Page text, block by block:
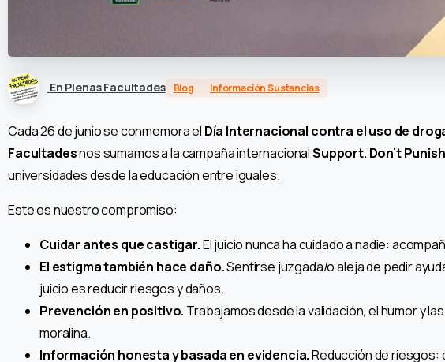
En Plenas Facultades Blog Información Sustancias
Cada 26 de junio se conmemora el Día Internacional contra el uso de
Facultadesnos sumamos a la campaña internacionalSupport. Don’t Punish
universidades desde la educación entre iguales.
Este es nuestro compromiso:
Cuidar antes que castigar.El juicio nunca ha cuidado a nadie:
El estigma también hace daño.Sentirse juzgada/o aleja de pedir
juicio es reducir riesgos y daños.
Prevención en positivo. Trabajamos desde la validación, el humor y
moralina.
Información honesta y basada en evidencia.Reducción de riesgos: